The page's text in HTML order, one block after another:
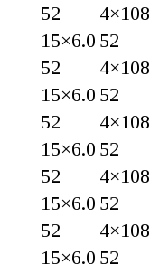
52 4×108
15×6.0 52
52 4×108
15×6.0 52
52 4×108
15×6.0 52
52 4×108
15×6.0 52
52 4×108
15×6.0 52